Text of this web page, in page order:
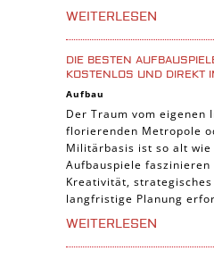
WEITERLESEN
DIE BESTEN
KOSTENLOS UND DIREKT
Aufbau
Der Traum vom eigenen
florierenden Metropole
Militärbasis ist so alt wie
Aufbauspiele faszinieren
Kreativität, strategisches
langfristige Planung
WEITERLESEN